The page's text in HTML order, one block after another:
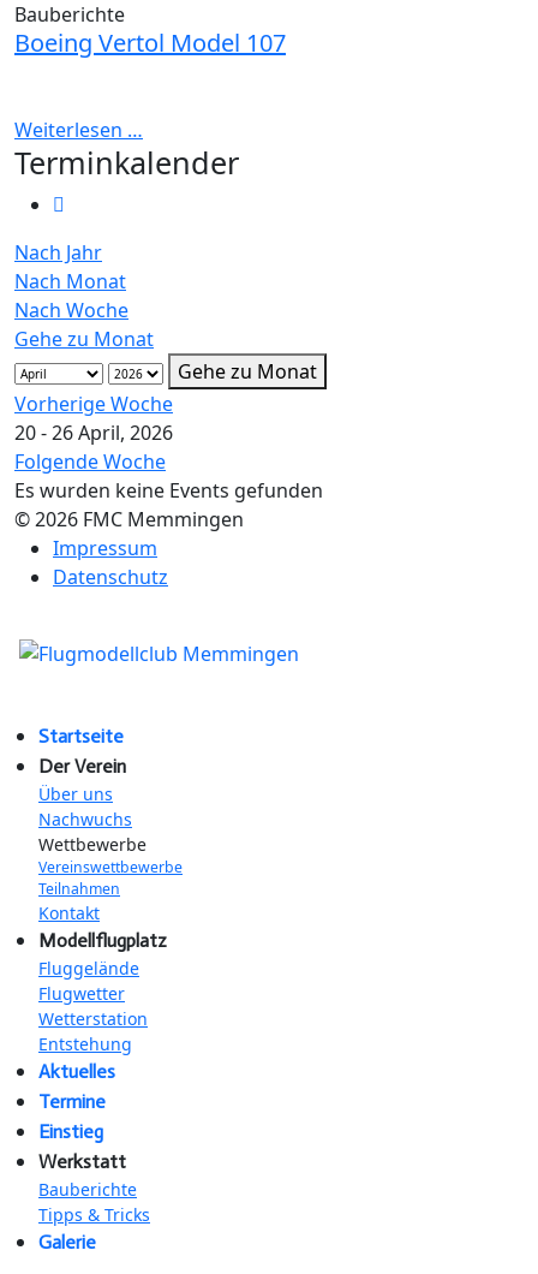
Bauberichte
Boeing Vertol Model 107
Weiterlesen …
Terminkalender
Nach Jahr
Nach Monat
Nach Woche
Gehe zu Monat
Gehe zu Monat
Vorherige Woche
20 - 26 April, 2026
Folgende Woche
Es wurden keine Events gefunden
© 2026 FMC Memmingen
Impressum
Datenschutz
Startseite
Der Verein
Über uns
Nachwuchs
Wettbewerbe
Vereinswettbewerbe
Teilnahmen
Kontakt
Modellflugplatz
Fluggelände
Flugwetter
Wetterstation
Entstehung
Aktuelles
Termine
Einstieg
Werkstatt
Bauberichte
Tipps & Tricks
Galerie